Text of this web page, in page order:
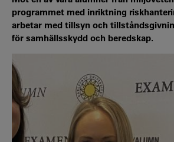
programmet med inriktning
arbetar med tillsyn och
för samhällsskydd och beredskap.